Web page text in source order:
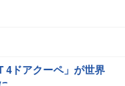
4ドアクーペ」が世界